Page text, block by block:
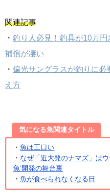
関連記事
・ 釣り人必見！釣具が10万
補償が凄い
・ 偏光サングラスが釣りに必
え方
気になる魚関連タイトル
・魚は工口い
・ なぜ「近大発のナマズ」は
魚'開発の舞台裏
・魚が食べられなくなる日